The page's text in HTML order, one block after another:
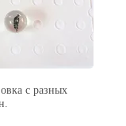
с разных